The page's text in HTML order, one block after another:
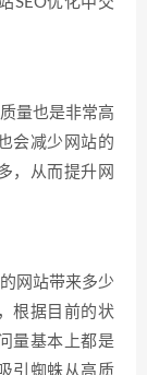
量也是非常高
会减少网站的
，从而提升网
网站带来多少
根据目前的状
量基本上都是
引蜘蛛从高质